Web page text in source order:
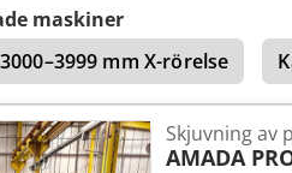
maskiner
mm X-rörelse
Skjuvning av
AMADA